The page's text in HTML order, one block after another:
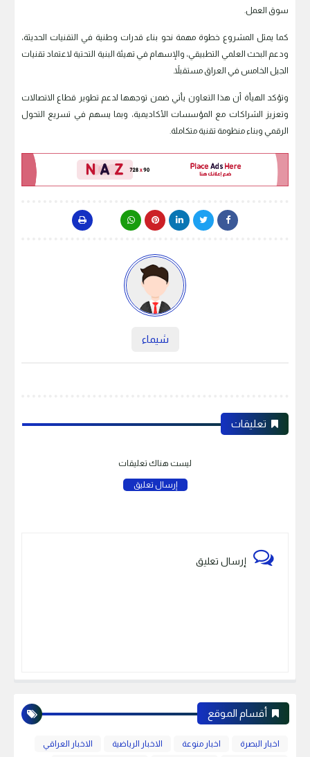
سوق العمل.
كما يمثل المشروع خطوة مهمة نحو بناء قدرات وطنية في التقنيات الحديثة،
ودعم البحث العلمي التطبيقي، والإسهام في تهيئة البنية التحتية لاعتماد تقنيات
الجيل الخامس في العراق مستقبلاً.
وتؤكد الهيأة أن هذا التعاون يأتي ضمن توجهها لدعم تطوير قطاع الاتصالات
وتعزيز الشراكات مع المؤسسات الأكاديمية، وبما يسهم في تسريع التحول
الرقمي وبناء منظومة تقنية متكاملة.
شيماء
تعليقات
ليست هناك تعليقات
إرسال تعليق
إرسال تعليق
أقسام الموقع
اخبار البصرة اخبار منوعة الاخبار الرياضية
الاخبار العراقي